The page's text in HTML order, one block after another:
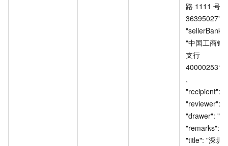
路 1111 号
36395027",
"中国工商银
支行
,
"recipient": "
"reviewer": "
"drawer": "
"remarks": "",
"title": "深圳